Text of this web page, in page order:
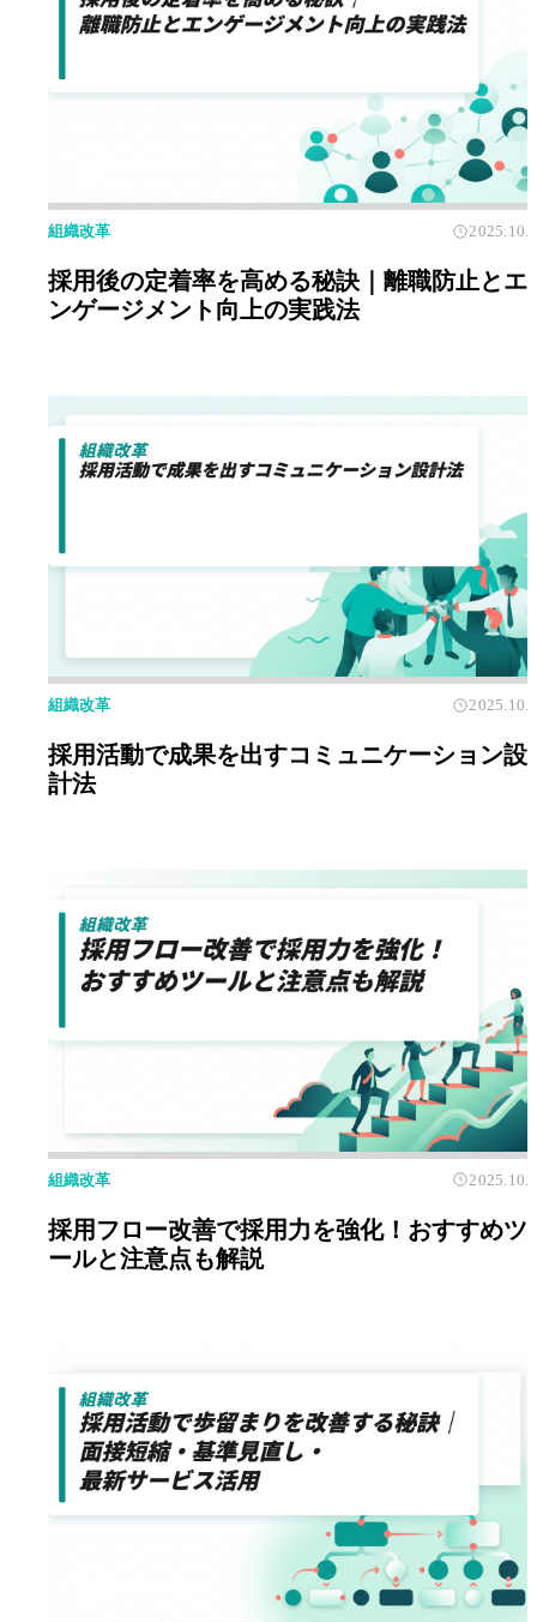
組織改革
採用後の定着率を高める秘訣｜離職防止とエ
ンゲージメント向上の実践法
組織改革
採用活動で成果を出すコミュニケーション設
計法
組織改革
採用フロー改善で採用力を強化！おすすめツ
ールと注意点も解説